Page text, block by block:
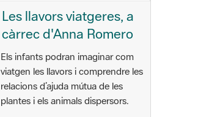
Les llavors viatgeres, a
càrrec d'Anna Romero
Els infants podran imaginar com
viatgen les llavors i comprendre les
relacions d’ajuda mútua de les
plantes i els animals dispersors.